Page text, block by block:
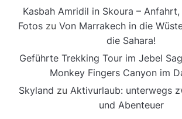
Kasbah Amridil in Skoura –
Fotoszu Von Marrakech in die
die Sahara!
Geführte Trekking Tour im Jebel
Monkey Fingers Canyon im
Skyland zu Aktivurlaub: unterwegs
und Abenteuer